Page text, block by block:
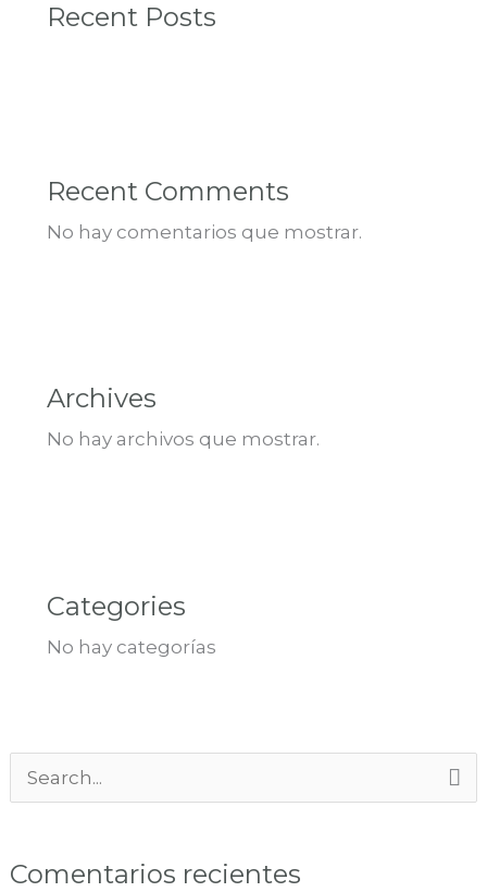
Recent Posts
Recent Comments
No hay comentarios que mostrar.
Archives
No hay archivos que mostrar.
Categories
No hay categorías
Buscar
Comentarios recientes